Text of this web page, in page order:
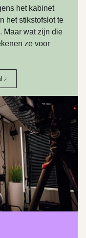
het kabinet
het stikstofslot te
Maar wat zijn die
ze voor